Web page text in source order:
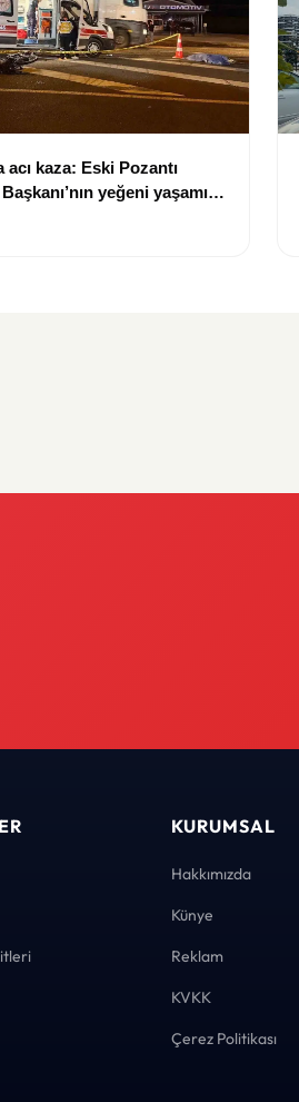
acı kaza: Eski Pozantı
yeğeni yaşamını
KURUMSAL
Hakkımızda
Künye
Reklam
KVKK
Çerez Politikası